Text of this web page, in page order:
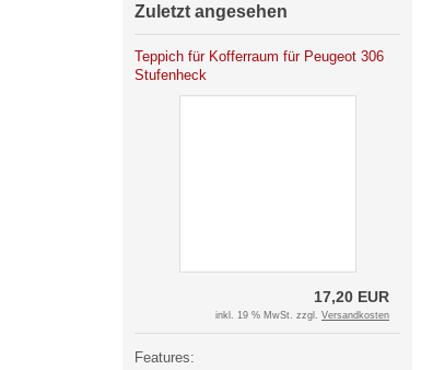
Zuletzt angesehen
Teppich für Kofferraum für Peugeot 306
Stufenheck
17,20 EUR
inkl. 19 % MwSt. zzgl. Versandkosten
Features: